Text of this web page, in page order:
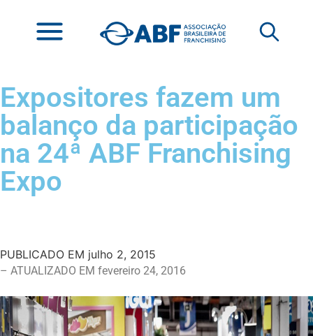
Expositores fazem um
balanço da participação
na 24ª ABF Franchising
Expo
PUBLICADO EM julho 2, 2015
– ATUALIZADO EM fevereiro 24, 2016